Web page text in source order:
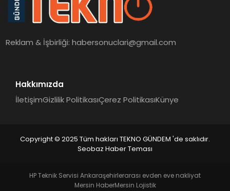
Reklam & İşbirliği:habersonuclari@gmail.com
Hakkımızda
İletişimGizlilik PolitikasıÇerez PolitikasıKünye
Copyright © 2025 Tüm hakları TEKNO GÜNDEM 'de saklıdır.
Seobaz Haber Teması
HP Teknik Servisi Ankaraşehirlerarası evden eve nakliyat
Mersin HaberMersin Lojistik